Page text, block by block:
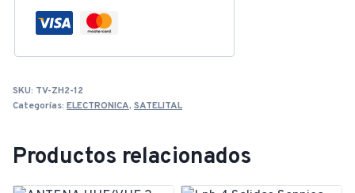
SKU: TV-ZH2-12
Categorías: ELECTRONICA, SATELITAL
Productos relacionados